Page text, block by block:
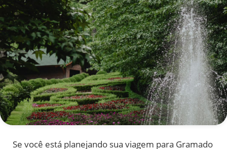
Se você está planejando sua viagem para Gramado